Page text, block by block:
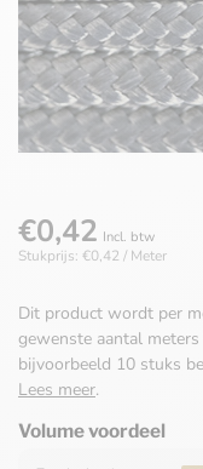
€0,42 Incl. btw
Stukprijs: €0,42 / Meter
Dit product wordt per
gewenste aantal
bijvoorbeeld 10 stuks
Lees meer.
Volume voordeel